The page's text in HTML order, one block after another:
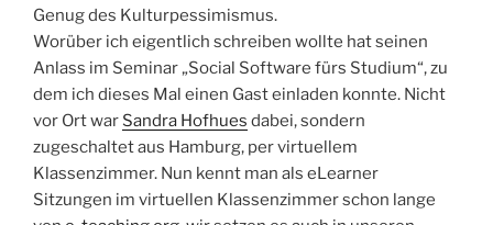
Genug des Kulturpessimismus.
Worüber ich eigentlich schreiben wollte hat seinen
Anlass im Seminar „Social Software fürs Studium“, zu
dem ich dieses Mal einen Gast einladen konnte. Nicht
vor Ort war Sandra Hofhues dabei, sondern
zugeschaltet aus Hamburg, per virtuellem
Klassenzimmer. Nun kennt man als eLearner
Sitzungen im virtuellen Klassenzimmer schon lange